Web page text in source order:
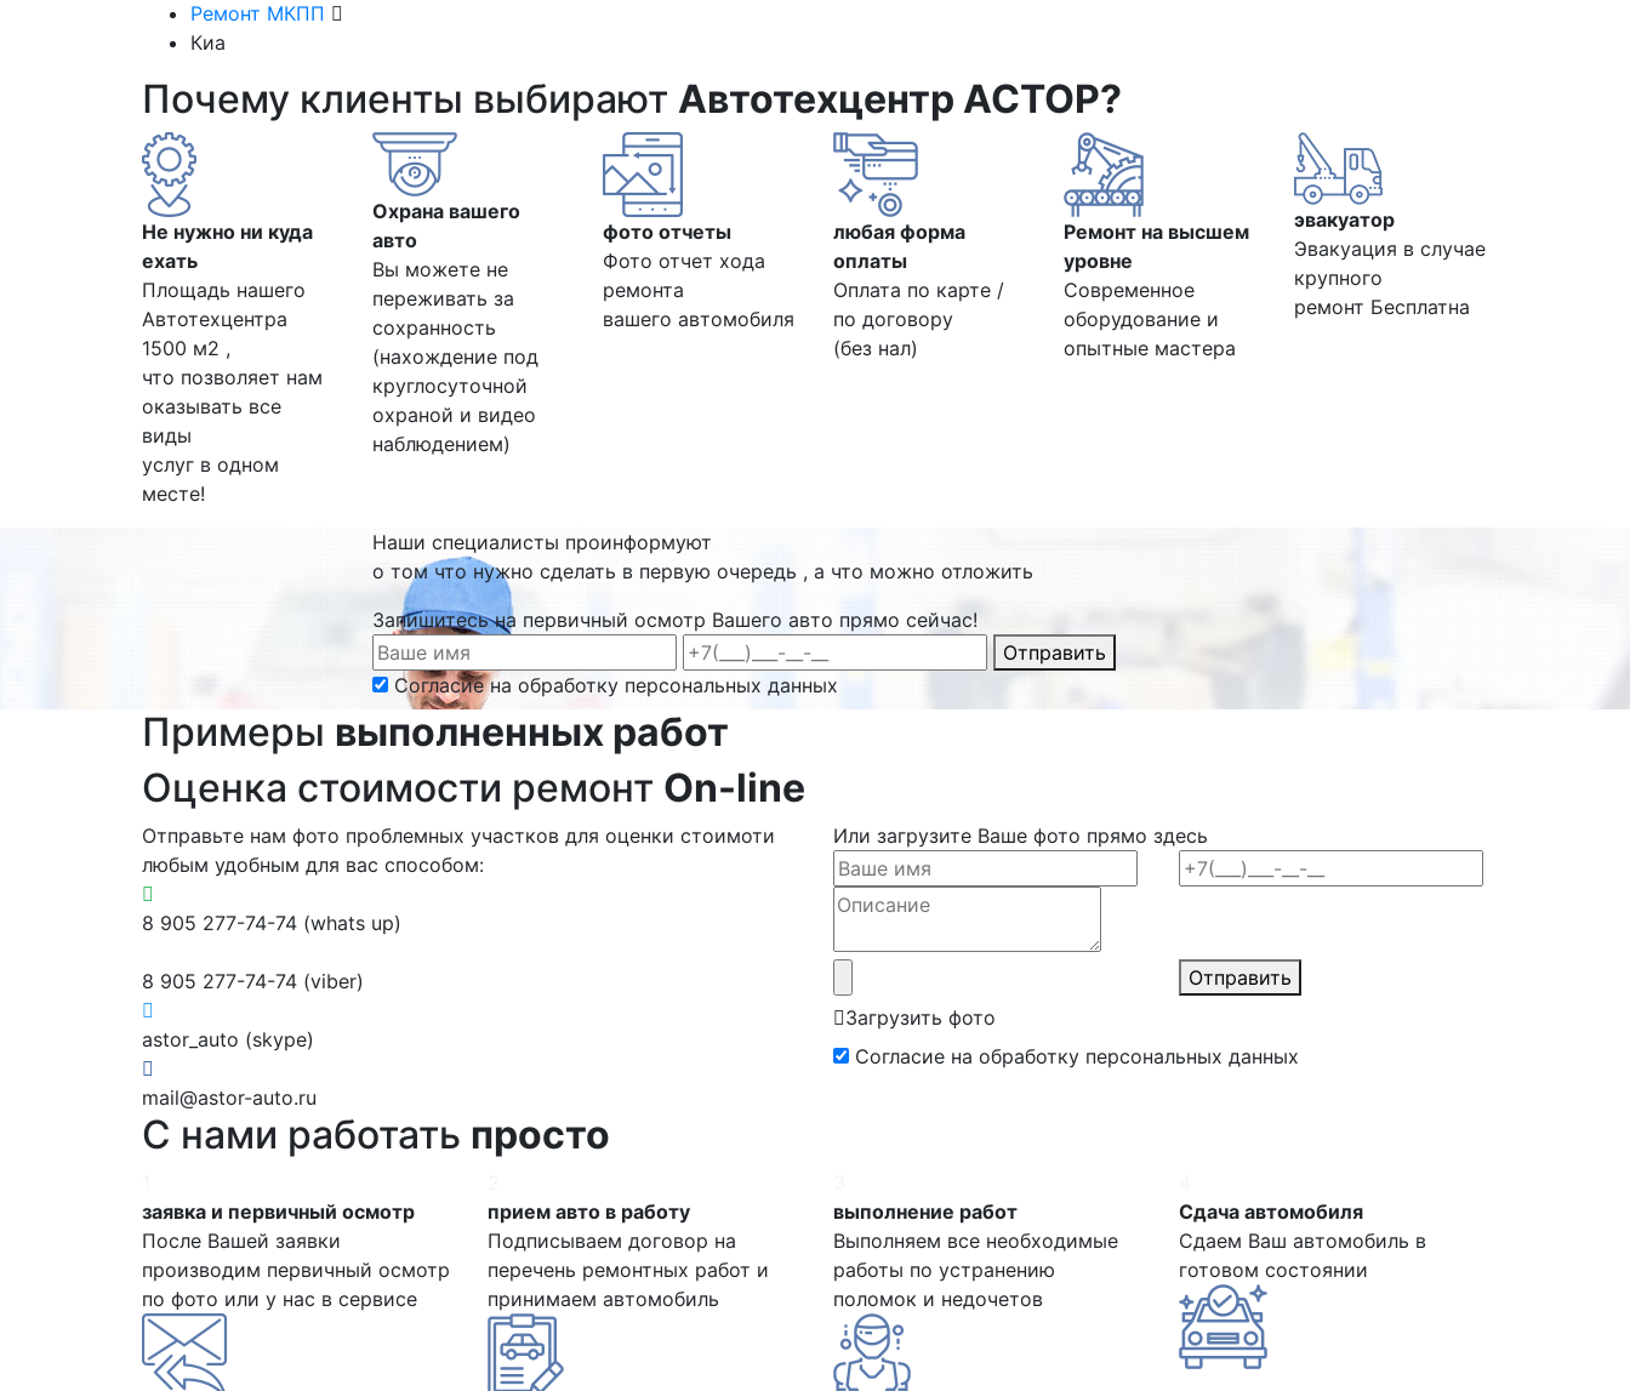
Ремонт МКПП
Киа
Почему клиенты выбирают Автотехцентр АСТОР?
Не нужно ни куда
ехать
Площадь нашего
Автотехцентра
1500 м2 ,
что позволяет нам
оказывать все
виды
услуг в одном
месте!
Охрана вашего
авто
Вы можете не
переживать за
сохранность
(нахождение под
круглосуточной
охраной и видео
наблюдением)
фото отчеты
Фото отчет хода
ремонта
вашего автомобиля
любая форма
оплаты
Оплата по карте /
по договору
(без нал)
Ремонт на высшем
уровне
Современное
оборудование и
опытные мастера
эвакуатор
Эвакуация в случае
крупного
ремонт Бесплатна
Наши специалисты проинформуют
о том что нужно сделать в первую очередь , а что можно отложить
Запишитесь на первичный осмотр Вашего авто прямо сейчас!
Отправить
Согласие на обработку персональных данных
Примеры выполненных работ
Оценка стоимости ремонт On-line
Отправьте нам фото проблемных участков для оценки стоимоти
любым удобным для вас способом:
8 905 277-74-74 (whats up)
8 905 277-74-74 (viber)
astor_auto (skype)
mail@astor-auto.ru
Или загрузите Ваше фото прямо здесь
Загрузить фото
Отправить
Согласие на обработку персональных данных
С нами работать просто
заявка и первичный осмотр
После Вашей заявки
производим первичный осмотр
по фото или у нас в сервисе
прием авто в работу
Подписываем договор на
перечень ремонтных работ и
принимаем автомобиль
выполнение работ
Выполняем все необходимые
работы по устранению
поломок и недочетов
Сдача автомобиля
Сдаем Ваш автомобиль в
готовом состоянии